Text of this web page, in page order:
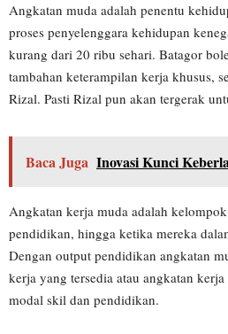
Angkatan muda adalah penentu
proses penyelenggara kehidupan
kurang dari 20 ribu sehari. Batagor
tambahan keterampilan kerja khusus,
Rizal. Pasti Rizal pun akan tergerak
Baca Juga Inovasi Kunci
Angkatan kerja muda adalah
pendidikan, hingga ketika mereka
Dengan output pendidikan angkatan
kerja yang tersedia atau angkatan
modal skil dan pendidikan.